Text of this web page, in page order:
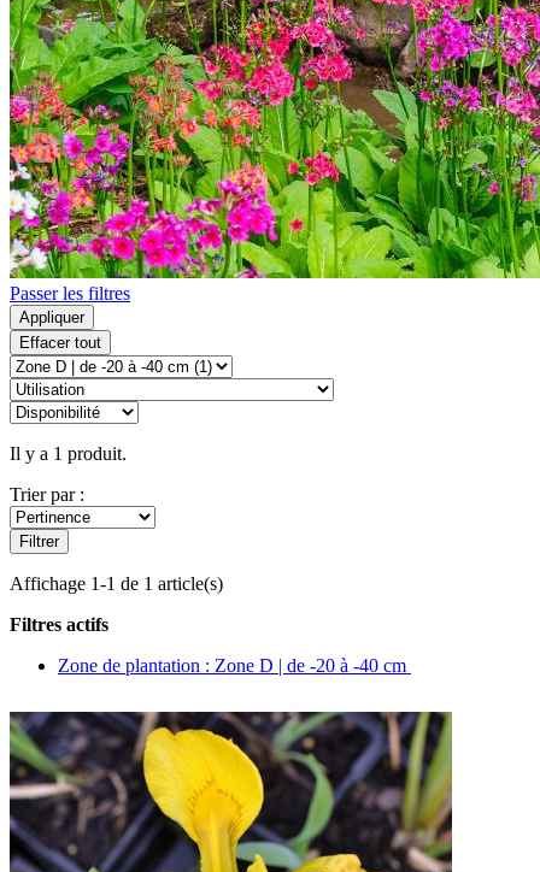
Passer les filtres
Appliquer
Effacer tout
Il y a 1 produit.
Trier par :
Filtrer
Affichage 1-1 de 1 article(s)
Filtres actifs
Zone de plantation : Zone D | de -20 à -40 cm